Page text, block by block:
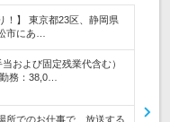
！】 東京都23区、静岡県
市にあ…
および固定残業代含む）
務：38,0…
所でのお仕事で、放送する